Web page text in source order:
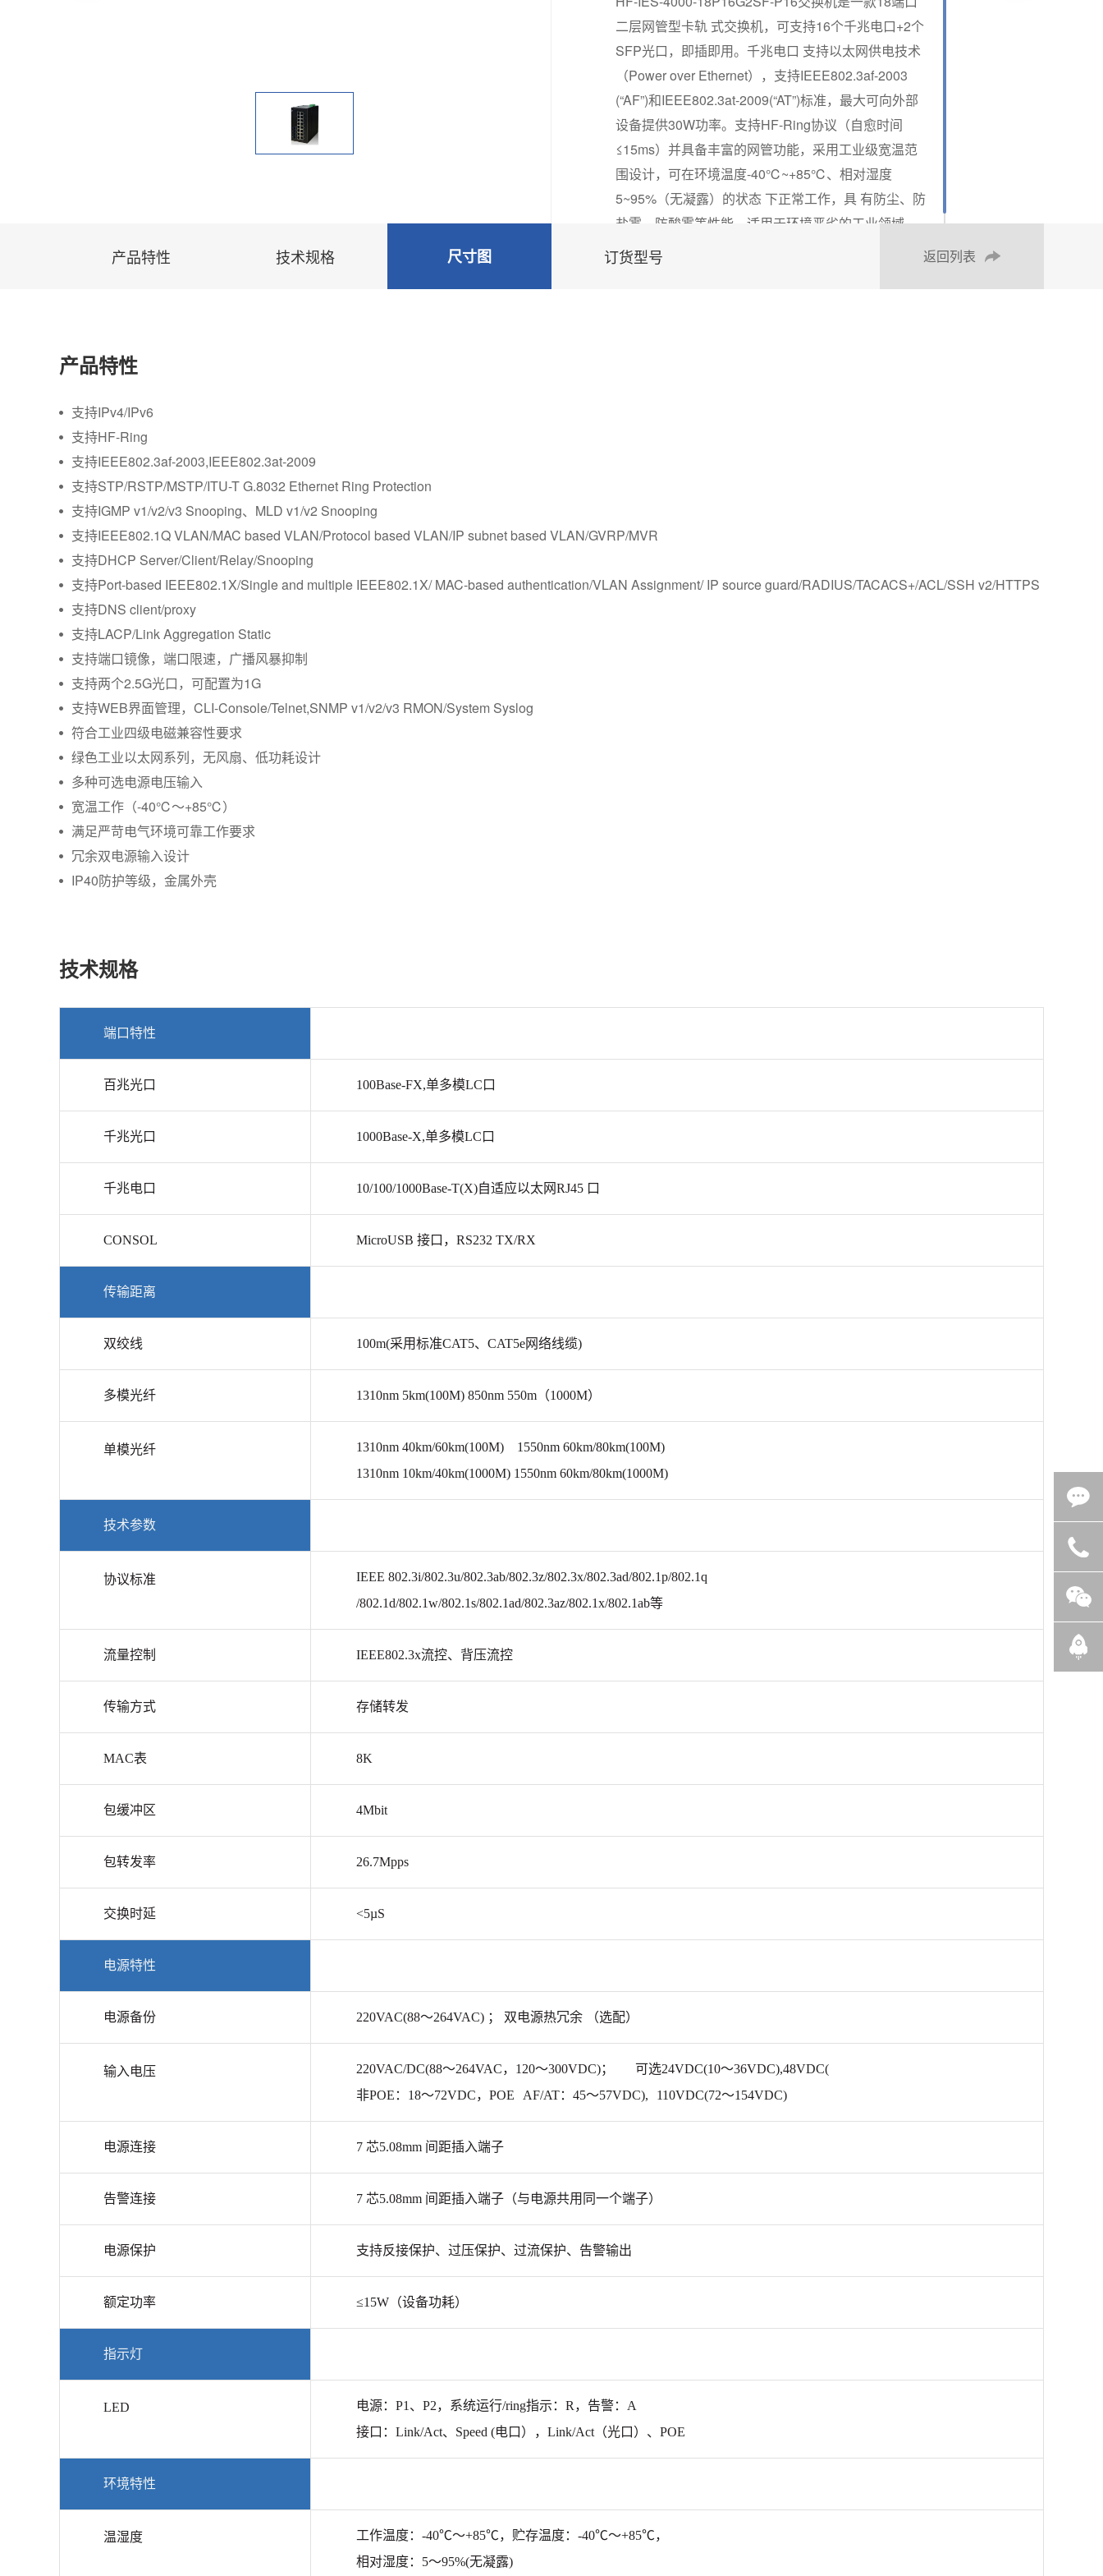
二层网管型卡轨 式交换机，可支持16个千兆电口+2个
SFP光口，即插即用。千兆电口 支持以太网供电技术
（Power over Ethernet），支持IEEE802.3af-2003
(“AF”)和IEEE802.3at-2009(“AT”)标准，最大可向外部
设备提供30W功率。支持HF-Ring协议（自愈时间
≤15ms）并具备丰富的网管功能，采用工业级宽温范
围设计，可在环境温度-40℃~+85℃、相对湿度
5~95%（无凝露）的状态 下正常工作，具 有防尘、防
盐雾、防酸雾等性能，适用于环境恶劣的工业领域。
产品特性 技术规格 尺寸图 订货型号 返回列表
产品特性
支持IPv4/IPv6
支持HF-Ring
支持IEEE802.3af-2003,IEEE802.3at-2009
支持STP/RSTP/MSTP/ITU-T G.8032 Ethernet Ring Protection
支持IGMP v1/v2/v3 Snooping、MLD v1/v2 Snooping
支持IEEE802.1Q VLAN/MAC based VLAN/Protocol based VLAN/IP subnet based VLAN/GVRP/MVR
支持DHCP Server/Client/Relay/Snooping
支持Port-based IEEE802.1X/Single and multiple IEEE802.1X/ MAC-based authentication/VLAN Assignment/ IP source guard/RADIUS/TACACS+/ACL/SSH v2/HTTPS
支持DNS client/proxy
支持LACP/Link Aggregation Static
支持端口镜像，端口限速，广播风暴抑制
支持两个2.5G光口，可配置为1G
支持WEB界面管理，CLI-Console/Telnet,SNMP v1/v2/v3 RMON/System Syslog
符合工业四级电磁兼容性要求
绿色工业以太网系列，无风扇、低功耗设计
多种可选电源电压输入
宽温工作（-40℃～+85℃）
满足严苛电气环境可靠工作要求
冗余双电源输入设计
IP40防护等级，金属外壳
技术规格
端口特性
百兆光口 100Base-FX,单多模LC口
千兆光口 1000Base-X,单多模LC口
千兆电口 10/100/1000Base-T(X)自适应以太网RJ45 口
CONSOL MicroUSB 接口，RS232 TX/RX
传输距离
双绞线 100m(采用标准CAT5、CAT5e网络线缆)
多模光纤 1310nm 5km(100M) 850nm 550m（1000M）
单模光纤
1310nm 40km/60km(100M) 1550nm 60km/80km(100M)
1310nm 10km/40km(1000M) 1550nm 60km/80km(1000M)
技术参数
协议标准
IEEE 802.3i/802.3u/802.3ab/802.3z/802.3x/802.3ad/802.1p/802.1q
/802.1d/802.1w/802.1s/802.1ad/802.3az/802.1x/802.1ab等
流量控制 IEEE802.3x流控、背压流控
传输方式 存储转发
MAC表 8K
包缓冲区 4Mbit
包转发率 26.7Mpps
交换时延 <5µS
电源特性
电源备份 220VAC(88～264VAC) ； 双电源热冗余 （选配）
输入电压 220VAC/DC(88～264VAC，120～300VDC)；
可选24VDC(10～36VDC),48VDC(
非POE：18～72VDC，POE
AF/AT：45～57VDC), 110VDC(72～154VDC)
电源连接 7 芯5.08mm 间距插入端子
告警连接 7 芯5.08mm 间距插入端子（与电源共用同一个端子）
电源保护 支持反接保护、过压保护、过流保护、告警输出
额定功率 ≤15W（设备功耗）
指示灯
LED
电源：P1、P2，系统运行/ring指示：R，告警：A
接口：Link/Act、Speed (电口），Link/Act（光口）、POE
环境特性
温湿度
工作温度：-40℃～+85℃，贮存温度：-40℃～+85℃，
相对湿度：5～95%(无凝露)